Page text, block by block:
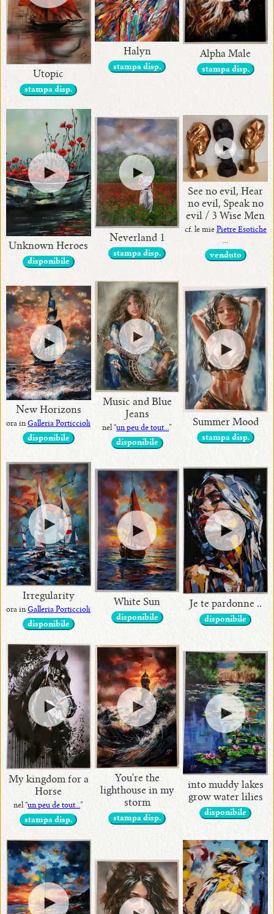
Utopic
stampa disp.
Halyn
stampa disp.
Alpha Male
stampa disp.
Unknown Heroes
disponibile
Neverland 1
stampa disp.
See no evil, Hear
no evil, Speak no
evil / 3 Wise Men
cf. le mie Pietre Esotiche
...
venduto
New Horizons
ora inGalleria Porticcioli
disponibile
Music and Blue
Jeans
nel “ un peu de tout...
disponibile
Summer Mood
stampa disp.
Irregularity
ora inGalleria Porticcioli
disponibile
White Sun
disponibile
Je te pardonne ..
disponibile
My kingdom for a
Horse
nel “un peu de tout...”
stampa disp.
You're the
lighthouse in my
storm
stampa disp.
into muddy lakes
grow water lilies
disponibile